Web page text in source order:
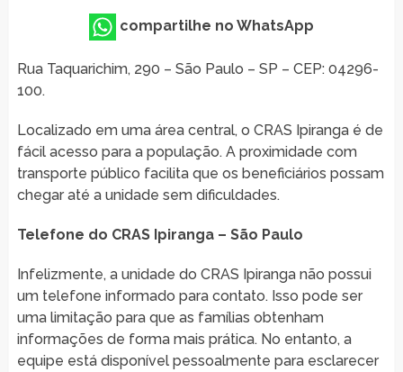
compartilhe no WhatsApp
Rua Taquarichim, 290 – São Paulo – SP – CEP: 04296-
100.
Localizado em uma área central, o CRAS Ipiranga é de
fácil acesso para a população. A proximidade com
transporte público facilita que os beneficiários possam
chegar até a unidade sem dificuldades.
Telefone do CRAS Ipiranga – São Paulo
Infelizmente, a unidade do CRAS Ipiranga não possui
um telefone informado para contato. Isso pode ser
uma limitação para que as famílias obtenham
informações de forma mais prática. No entanto, a
equipe está disponível pessoalmente para esclarecer